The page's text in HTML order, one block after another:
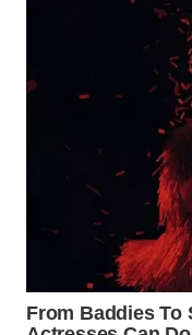
LESUNG
SIMALUNGUN
WN